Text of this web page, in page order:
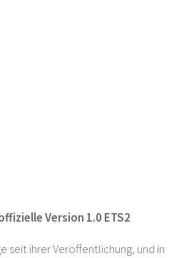
Version 1.0 ETS2
seit ihrer Veröffentlichung, und in